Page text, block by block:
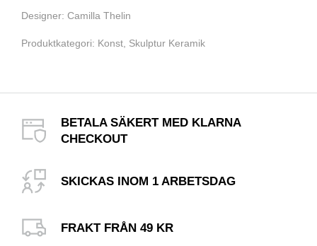
Designer: Camilla Thelin
Produktkategori: Konst Skulptur Keramik
BETALA SÄKERT MED KLARNA
CHECKOUT
SKICKAS INOM 1 ARBETSDAG
FRAKT FRÅN 49 KR